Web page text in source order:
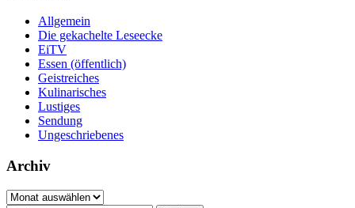
Allgemein
Die gekachelte Leseecke
EiTV
Essen (öffentlich)
Geistreiches
Kulinarisches
Lustiges
Sendung
Ungeschriebenes
Archiv
Archiv